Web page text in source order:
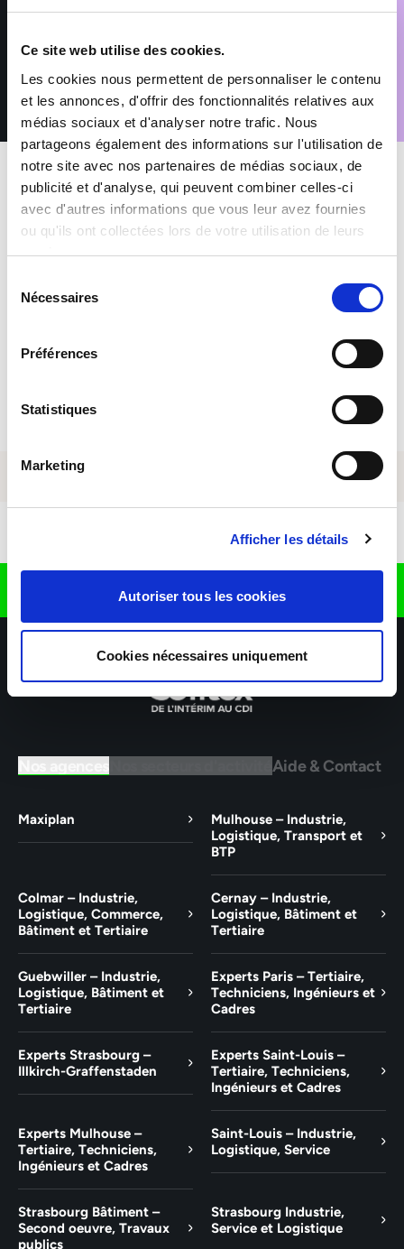
Ce site web utilise des cookies.
Les cookies nous permettent de personnaliser le contenu
et les annonces, d'offrir des fonctionnalités relatives aux
médias sociaux et d'analyser notre trafic. Nous
partageons également des informations sur l'utilisation de
notre site avec nos partenaires de médias sociaux, de
publicité et d'analyse, qui peuvent combiner celles-ci
avec d'autres informations que vous leur avez fournies
ou qu'ils ont collectées lors de votre utilisation de leurs
services.
Nécessaires
Préférences
Statistiques
Marketing
Afficher les détails
Autoriser tous les cookies
Cookies nécessaires uniquement
Prime de participation & CET
d’opposition pour motifs légitimes, en adressant votre demande
Retrouvez nous sur
Aide & Contact
Maxiplan
Mulhouse – Industrie,
Logistique, Transport et
BTP
Colmar – Industrie,
Logistique, Commerce,
Bâtiment et Tertiaire
Cernay – Industrie,
Logistique, Bâtiment et
Tertiaire
Guebwiller – Industrie,
Logistique, Bâtiment et
Tertiaire
Experts Paris – Tertiaire,
Techniciens, Ingénieurs et
Cadres
Experts Strasbourg –
Illkirch-Graffenstaden
Experts Saint-Louis –
Tertiaire, Techniciens,
Ingénieurs et Cadres
Experts Mulhouse –
Tertiaire, Techniciens,
Ingénieurs et Cadres
Saint-Louis – Industrie,
Logistique, Service
Strasbourg Bâtiment –
Second oeuvre, Travaux
publics
Strasbourg Industrie,
Service et Logistique